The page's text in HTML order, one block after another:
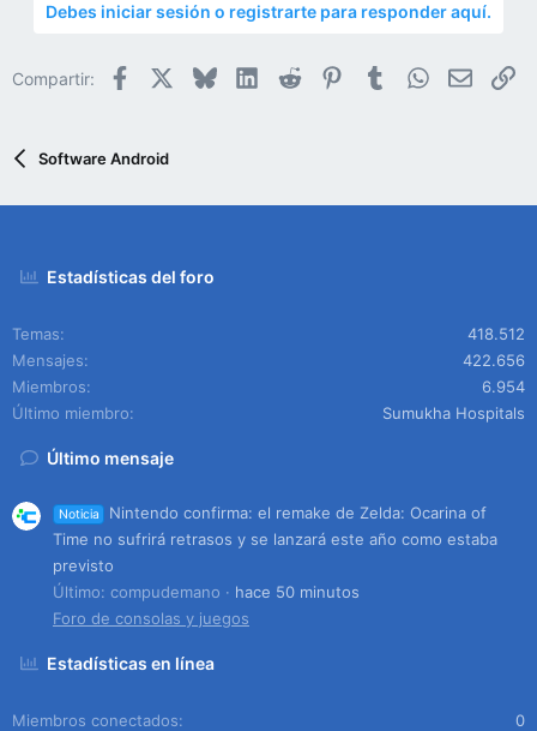
Debes iniciar sesión o registrarte para responder aquí.
Compartir: Facebook BlueskyLinkedIn
Reddit PinterestTumblrWhatsApp
Email
Software Android
Estadísticas del foro
Temas
418.512
Mensajes
422.656
Miembros
6.954
Último miembro
Sumukha Hospitals
Último mensaje
Noticia
Nintendo confirma: el remake de Zelda: Ocarina of
Time no sufrirá retrasos y se lanzará este año como estaba
previsto
Último: compudemano
hace 50 minutos
Foro de consolas y juegos
Estadísticas en línea
Miembros conectados
0